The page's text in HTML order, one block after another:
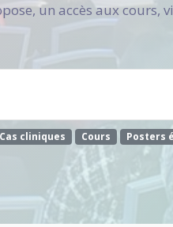
un accès aux cours,
Cas cliniques Cours Posters